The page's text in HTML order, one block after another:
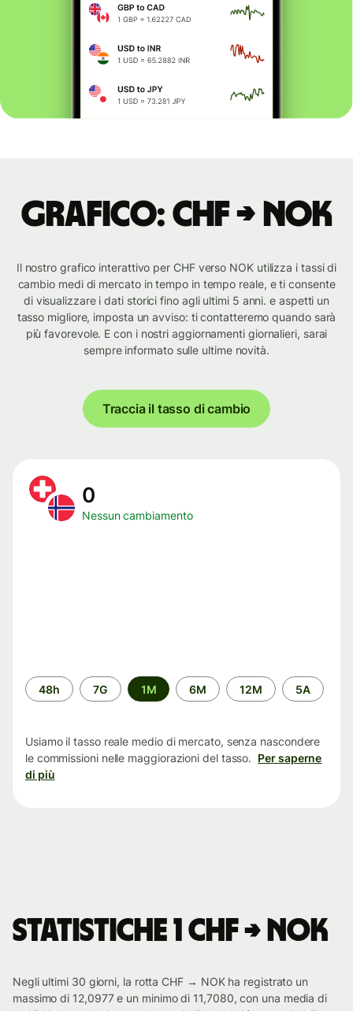
Grafico: CHF → NOK
Il nostro grafico interattivo per CHF verso NOK utilizza i tassi di
cambio medi di mercato in tempo in tempo reale, e ti consente
di visualizzare i dati storici fino agli ultimi 5 anni. e aspetti un
tasso migliore, imposta un avviso: ti contatteremo quando sarà
più favorevole. E con i nostri aggiornamenti giornalieri, sarai
sempre informato sulle ultime novità.
Traccia il tasso di cambio
0
Nessun cambiamento
Periodo
di
48h 7G 1M 6M 12M 5A
Usiamo il tasso reale medio di mercato, senza nascondere
le commissioni nelle maggiorazioni del tasso. Per saperne
di più
Statistiche 1 CHF → NOK
Negli ultimi 30 giorni, la rotta CHF → NOK ha registrato un
massimo di 12,0977 e un minimo di 11,7080, con una media di